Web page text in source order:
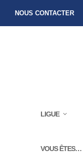
NOUS CONTACTER
LIGUE
VOUS ÊTES…